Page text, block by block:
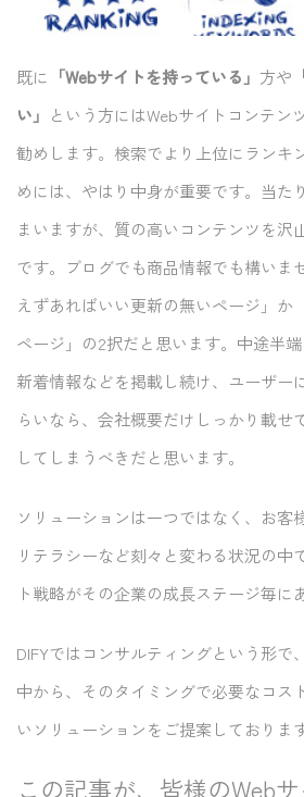
既に 「Webサイトを持っている」 方や
い」 という方にはWebサイトコンテン
勧めします。検索でより上位にランキ
めには、やはり中身が重要です。当た
まいますが、質の高いコンテンツを沢
です。ブログでも商品情報でも構いま
えずあればいい更新の無いページ」か
ページ」の2択だと思います。中途半
新着情報などを掲載し続け、ユーザー
らいなら、会社概要だけしっかり載せ
してしまうべきだと思います。
ソリューションは一つではなく、お客
リテラシーなど刻々と変わる状況の中
ト戦略がその企業の成長ステージ毎に
DIFYではコンサルティングという形で
中から、そのタイミングで必要なコス
いソリューションをご提案しております
この記事が、皆様のWeb